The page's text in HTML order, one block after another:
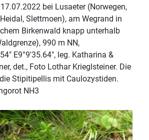
bei Lusaeter (Norwegen,
Slettmoen), am Wegrand in
Birkenwald knapp unterhalb
990 m NN,
E9°9'35.64", leg. Katharina &
det., Foto Lothar Krieglsteiner. Die
Stipitipellis mit Caulozystiden.
NH3